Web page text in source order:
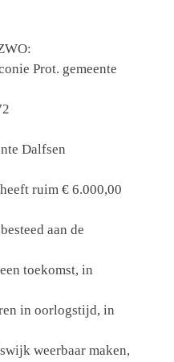
Prot. gemeente
Dalfsen
heeft ruim € 6.000,00
aan de
toekomst, in
in oorlogstijd, in
weerbaar maken,